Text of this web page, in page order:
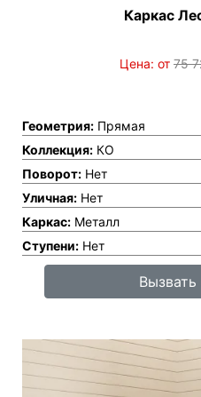
Каркас
Цена: от 75
Геометрия: Прямая
Коллекция: КО
Поворот: Нет
Уличная: Нет
Каркас: Металл
Ступени: Нет